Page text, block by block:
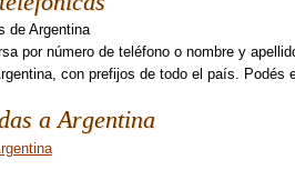
de Argentina
por número de teléfono o nombre y
con prefijos de todo el país. Podés
a Argentina